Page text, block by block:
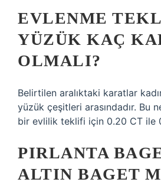
EVLENME
YÜZÜK KAÇ
OLMALI?
Belirtilen aralıktaki karatlar
yüzük çeşitleri arasındadır. Bu
bir evlilik teklifi için 0.20 CT ile 0
PIRLANTA
ALTIN BAGET